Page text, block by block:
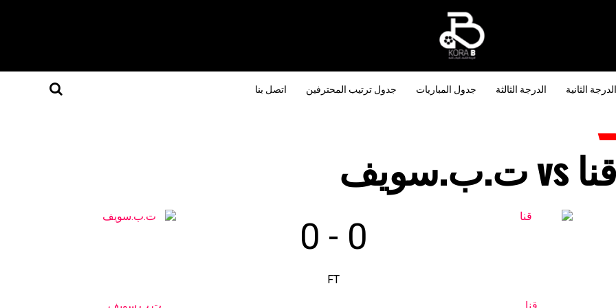
الدرجة الثانية الدرجة الثالثة جدول المباريات جدول ترتيب المحترفين اتصل بنا
قنا vs ت.ب.سويف
0
-
0
FT